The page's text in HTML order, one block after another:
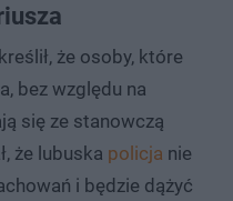
że osoby, które
bez względu na
się ze stanowczą
że lubuska policja nie
i będzie dążyć